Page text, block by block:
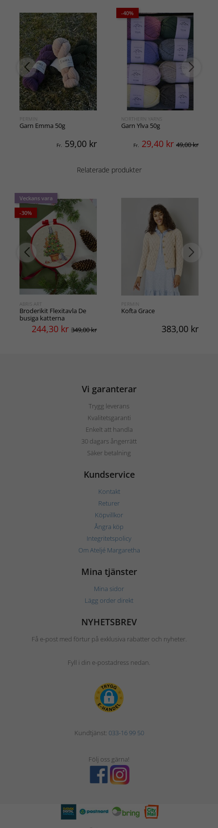
PERMIN
Garn Emma 50g
Fr. 59,00 kr
-40%
NORTHERN YARNS
Garn Ylva 50g
Fr. 29,40 kr 49,00 kr
Relaterade produkter
Veckans vara
-30%
ABRIS ART
Broderikit Flexitavla De
busiga katterna
244,30 kr 349,00 kr
PERMIN
Kofta Grace
383,00 kr
Vi garanterar
Trygg leverans
Kvalitetsgaranti
Enkelt att handla
30 dagars ångerrätt
Säker betalning
Kundservice
Kontakt
Returer
Köpvillkor
Ångra köp
Integritetspolicy
Om Ateljé Margaretha
Mina tjänster
Mina sidor
Lägg order direkt
NYHETSBREV
Få e-post med förtur på exklusiva rabatter och nyheter.
Fyll i din e-postadress nedan.
Kundtjänst: 033-16 99 50
Följ oss gärna!